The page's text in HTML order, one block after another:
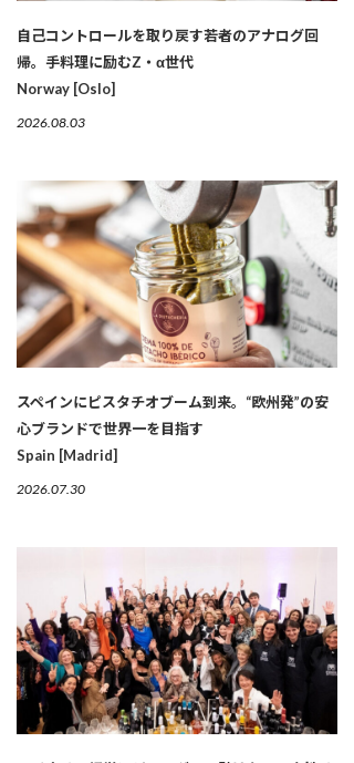
自己コントロールを取り戻す若者のアナログ回
帰。手料理に励むZ・α世代
Norway [Oslo]
2026.08.03
スペインにピスタチオブーム到来。“欧州発”の安
心ブランドで世界一を目指す
Spain [Madrid]
2026.07.30